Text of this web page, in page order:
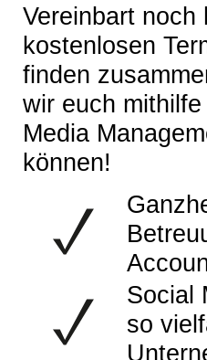
Vereinbart noch
kostenlosen
finden
wir euch
Media
können!
Social
so